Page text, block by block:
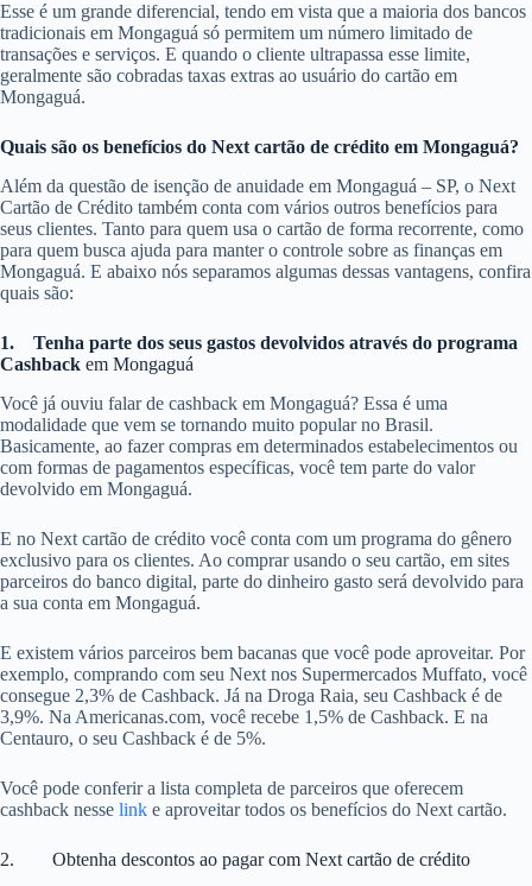
Esse é um grande diferencial, tendo em vista que a maioria dos bancos
tradicionais em Mongaguá só permitem um número limitado de
transações e serviços. E quando o cliente ultrapassa esse limite,
geralmente são cobradas taxas extras ao usuário do cartão em
Mongaguá.
Quais são os benefícios do Next cartão de crédito em Mongaguá?
Além da questão de isenção de anuidade em Mongaguá – SP, o Next
Cartão de Crédito também conta com vários outros benefícios para
seus clientes. Tanto para quem usa o cartão de forma recorrente, como
para quem busca ajuda para manter o controle sobre as finanças em
Mongaguá. E abaixo nós separamos algumas dessas vantagens, confira
quais são:
1.
Tenha parte dos seus gastos devolvidos através do programa
Cashback em Mongaguá
Você já ouviu falar de cashback em Mongaguá? Essa é uma
modalidade que vem se tornando muito popular no Brasil.
Basicamente, ao fazer compras em determinados estabelecimentos ou
com formas de pagamentos específicas, você tem parte do valor
devolvido em Mongaguá.
E no Next cartão de crédito você conta com um programa do gênero
exclusivo para os clientes. Ao comprar usando o seu cartão, em sites
parceiros do banco digital, parte do dinheiro gasto será devolvido para
a sua conta em Mongaguá.
E existem vários parceiros bem bacanas que você pode aproveitar. Por
exemplo, comprando com seu Next nos Supermercados Muffato, você
consegue 2,3% de Cashback. Já na Droga Raia, seu Cashback é de
3,9%. Na Americanas.com, você recebe 1,5% de Cashback. E na
Centauro, o seu Cashback é de 5%.
Você pode conferir a lista completa de parceiros que oferecem
cashback nesse link e aproveitar todos os benefícios do Next cartão.
2. Obtenha descontos ao pagar com Next cartão de crédito